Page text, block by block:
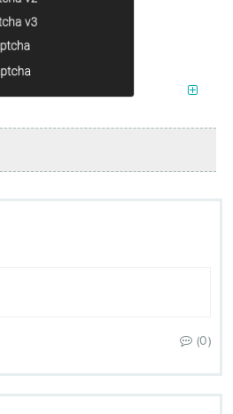
(0)